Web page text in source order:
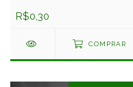
R$0,30
COMPRAR